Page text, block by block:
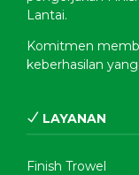
Lantai.
Komitmen
keberhasilan
LAYANAN
Finish Trowel